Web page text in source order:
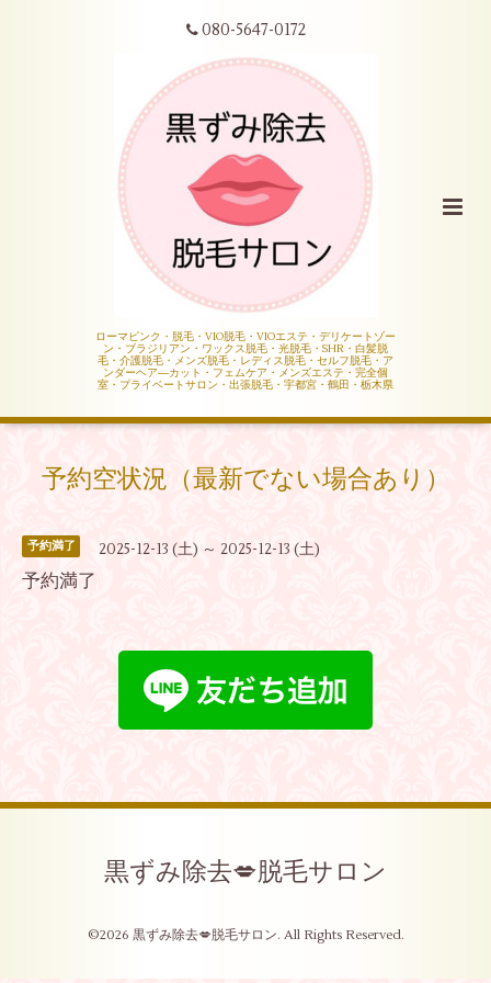
080-5647-0172
ローマピンク・脱毛・VIO脱毛・VIOエステ・デリケートゾー
ン・ブラジリアン・ワックス脱毛・光脱毛・SHR・白髪脱
毛・介護脱毛・メンズ脱毛・レディス脱毛・セルフ脱毛・ア
ンダーヘア―カット・フェムケア・メンズエステ・完全個
室・プライベートサロン・出張脱毛・宇都宮・鶴田・栃木県
予約空状況（最新でない場合あり）
予約満了 2025-12-13 (土) ～ 2025-12-13 (土)
予約満了
黒ずみ除去💋脱毛サロン
©2026 黒ずみ除去💋脱毛サロン. All Rights Reserved.